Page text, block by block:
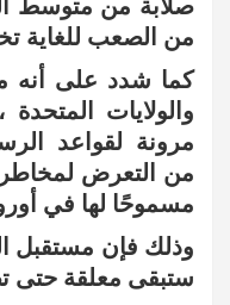
صلابة من متوسط
من الصعب للغاية
كما شدد على أنه
والولايات
مرونة لقواعد
من التعرض
مسموحًا لها في
وذلك فإن مستقبل
ستبقى معلقة حتى